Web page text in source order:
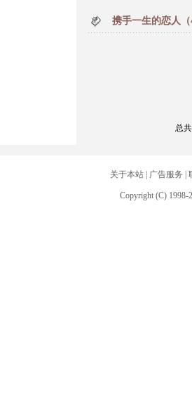
携手一生的恋人（
总
关于本站| 广告服务
Copyright (C) 1998-